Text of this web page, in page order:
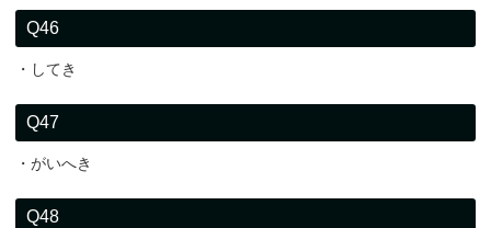
Q46
・してき
Q47
・がいへき
Q48